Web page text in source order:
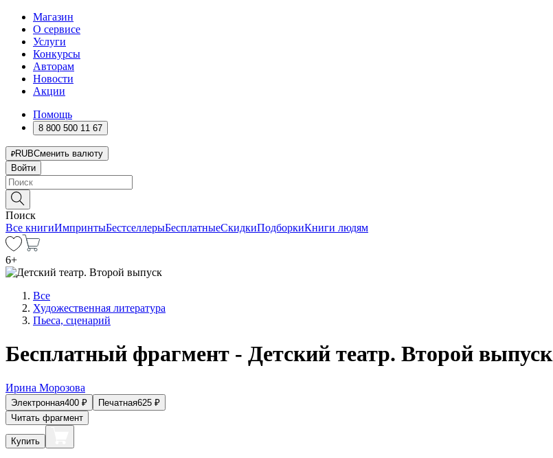
Магазин
О сервисе
Услуги
Конкурсы
Авторам
Новости
Акции
Помощь
8 800 500 11 67
RUBСменить валюту
Войти
Поиск
Все книгиИмпринтыБестселлерыБесплатныеСкидкиПодборкиКниги людям
6+
Все
Художественная литература
Пьеса, сценарий
Бесплатный фрагмент - Детский театр. Второй выпуск
Ирина Морозова
Электронная400 ₽ Печатная625 ₽
Читать фрагмент
Купить